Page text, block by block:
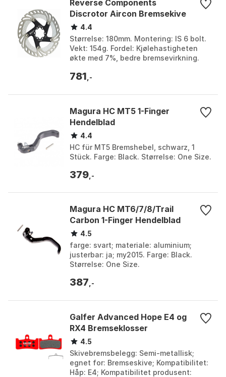
Reverse Components
Discrotor Aircon Bremsekive
4.4
Størrelse: 180mm. Montering: IS 6 bolt.
Vekt: 154g. Fordel: Kjølehastigheten
økte med 7%, bedre bremsevirkning.
Stør...
781 ,-
Magura HC MT5 1-Finger
Hendelblad
4.4
HC für MT5 Bremshebel, schwarz, 1
Stück. Farge: Black. Størrelse: One Size.
379 ,-
Magura HC MT6/7/8/Trail
Carbon 1-Finger Hendelblad
4.5
farge: svart; materiale: aluminium;
justerbar: ja; my2015. Farge: Black.
Størrelse: One Size.
387 ,-
Galfer Advanced Hope E4 og
RX4 Bremseklosser
4.5
Skivebremsbelegg: Semi-metallisk;
egnet for: Bremseskive; Kompatibilitet:
Håp: E4; Kompatibilitet produsent: